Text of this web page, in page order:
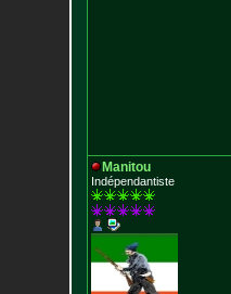
Manitou
Indépendantiste